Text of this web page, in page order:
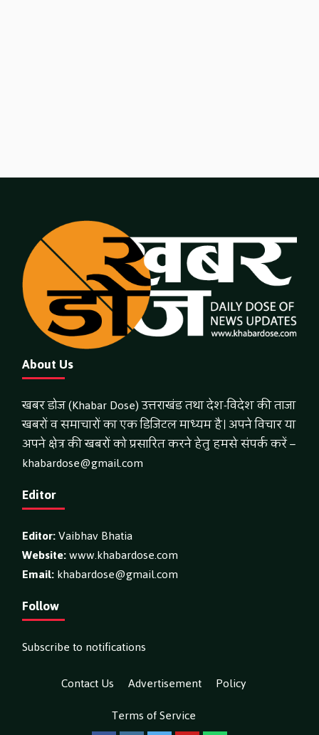
About Us
खबर डोज (Khabar Dose) उत्तराखंड तथा देश-विदेश की ताजा
खबरों व समाचारों का एक डिजिटल माध्यम है। अपने विचार या
अपने क्षेत्र की खबरों को प्रसारित करने हेतु हमसे संपर्क करें –
khabardose@gmail.com
Editor
Editor:Vaibhav Bhatia
Website:www.khabardose.com
Email:khabardose@gmail.com
Follow
Subscribe to notifications
Contact Us
Advertisement
Policy
Terms of Service